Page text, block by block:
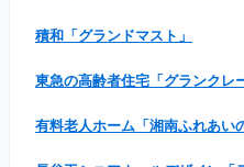
積和「グランドマスト」
東急の高齢者住宅「グランクレ
有料老人ホーム「湘南ふれあい